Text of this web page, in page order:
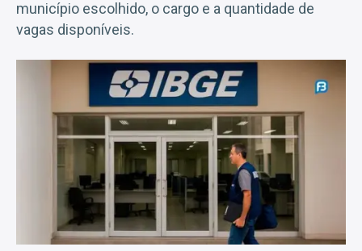
município escolhido, o cargo e a quantidade de
vagas disponíveis.